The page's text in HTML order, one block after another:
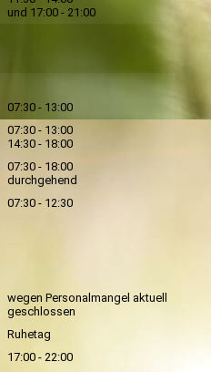
und 17:00 - 21:00
07:30 - 13:00
07:30 - 13:00
14:30 - 18:00
07:30 - 18:00
durchgehend
07:30 - 12:30
wegen Personalmangel aktuell
geschlossen
Ruhetag
17:00 - 22:00